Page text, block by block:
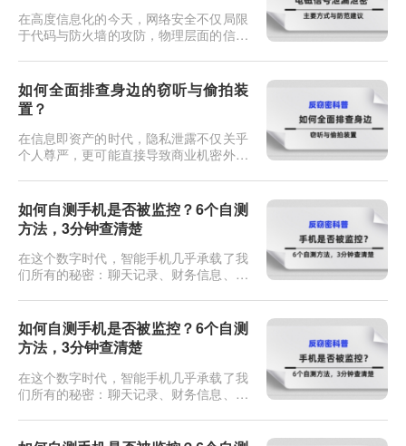
在高度信息化的今天，网络安全不仅局限
于代码与防火墙的攻防，物理层面的信息
盘、浏览屏幕或传输文件时，电子设备在
工作过程中会产生电磁辐射。这些看似无
形的电磁波，如果不加防范，极易成为泄
密的隐形内鬼。这种通过截获和分析设备
电磁辐射来还原信息的窃密技术，在信息
安全领域被称为TEMPEST（瞬态...
如何全面排查身边的窃听与偷拍装
置？
在信息即资产的时代，隐私泄露不仅关乎
个人尊严，更可能直接导致商业机密外泄
已不是电影里那种粗笨的“纽扣式”发报
机，它们可能伪装成日常的插座、充电
头、烟雾报警器，甚至是一根普通的电源
线。当你直觉不对劲，或者即将进行一场
机密会谈时，如何像专业反间谍人员一
样，揪出那些潜伏在暗处的耳朵和眼
睛？...
如何自测手机是否被监控？6个自测
方法，3分钟查清楚
在这个数字时代，智能手机几乎承载了我
们所有的秘密：聊天记录、财务信息、行
监控，你的生活就如同在黑客面前裸奔。
最近后台收到不少私信，问的都是同一个
问题：我总觉得手机被人监控了，但又说
不上来哪里不对。说实话，大部分人的直
觉是准的。手机被监控这件事，不一定是
电影里那种特工级别的操作。更多时...
如何自测手机是否被监控？6个自测
方法，3分钟查清楚
在这个数字时代，智能手机几乎承载了我
们所有的秘密：聊天记录、财务信息、行
监控，你的生活就如同在黑客面前裸奔。
最近后台收到不少私信，问的都是同一个